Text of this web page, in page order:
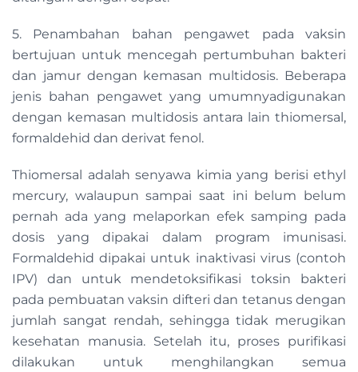
5. Penambahan bahan pengawet pada vaksin
bertujuan untuk mencegah pertumbuhan bakteri
dan jamur dengan kemasan multidosis. Beberapa
jenis bahan pengawet yang umumnyadigunakan
dengan kemasan multidosis antara lain thiomersal,
formaldehid dan derivat fenol.
Thiomersal adalah senyawa kimia yang berisi ethyl
mercury, walaupun sampai saat ini belum belum
pernah ada yang melaporkan efek samping pada
dosis yang dipakai dalam program imunisasi.
Formaldehid dipakai untuk inaktivasi virus (contoh
IPV) dan untuk mendetoksifikasi toksin bakteri
pada pembuatan vaksin difteri dan tetanus dengan
jumlah sangat rendah, sehingga tidak merugikan
kesehatan manusia. Setelah itu, proses purifikasi
dilakukan untuk menghilangkan semua